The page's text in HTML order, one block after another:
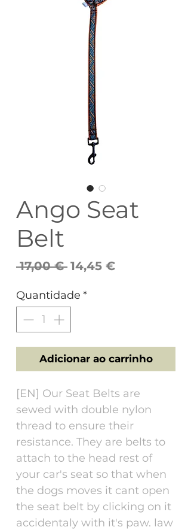
Ango Seat
Belt
17,00 € Preço
14,45 €Preço
Quantidade *
Adicionar ao carrinho
[EN] Our Seat Belts are
sewed with double nylon
thread to ensure their
resistance. They are belts to
attach to the head rest of
your car's seat so that when
the dogs moves it cant open
the seat belt by clicking on it
accidentaly with it's paw. law